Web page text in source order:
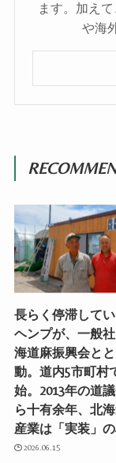
ます。加え
や海
長らく停滞して
ヘンプが、一般
海道麻振興会と
動。道内5市町村
始。2013年の道
ら十有余年、北
産業は「実装」
2026.06.15